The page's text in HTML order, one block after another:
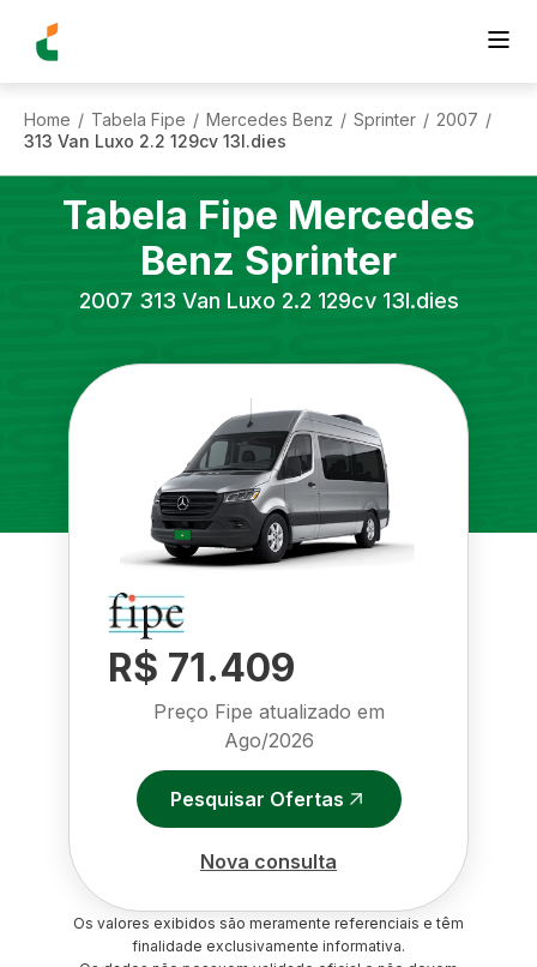
Home / Tabela Fipe / Mercedes Benz / Sprinter / 2007 /
313 Van Luxo 2.2 129cv 13l.dies
Tabela Fipe Mercedes
Benz Sprinter
2007 313 Van Luxo 2.2 129cv 13l.dies
R$ 71.409
Preço Fipe atualizado em
Ago/2026
Pesquisar Ofertas
Nova consulta
Os valores exibidos são meramente referenciais e têm
finalidade exclusivamente informativa.